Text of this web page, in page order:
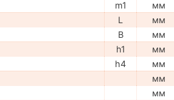
m1 мм
L мм
B мм
h1 мм
h4 мм
мм
мм